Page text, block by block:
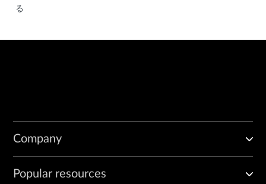
る
Company
Popular resources